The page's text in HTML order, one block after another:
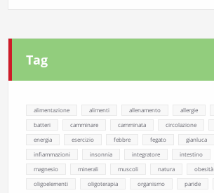
Tag
alimentazione alimenti allenamento allergie
batteri
camminare camminata circolazione
energia
esercizio febbre fegato gianluca
infiammazioni
insonnia integratore intestino
magnesio
minerali muscoli natura
obesità
oligoelementi
oligoterapia organismo paride